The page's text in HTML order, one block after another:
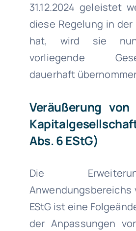
31.12.2024 geleistet
diese Regelung in
hat, wird sie
vorliegende
dauerhaft
Veräußerung
Abs. 6 EStG)
Die
Anwendungsbereichs
EStG ist eine
der Anpassungen